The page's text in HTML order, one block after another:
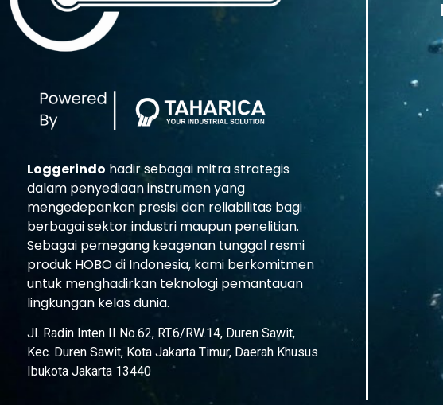
Loggerindo hadir sebagai mitra strategis
dalam penyediaan instrumen yang
mengedepankan presisi dan reliabilitas bagi
berbagai sektor industri maupun penelitian.
Sebagai pemegang keagenan tunggal resmi
produk HOBO di Indonesia, kami berkomitmen
untuk menghadirkan teknologi pemantauan
lingkungan kelas dunia.
Jl. Radin Inten II No.62, RT.6/RW.14, Duren Sawit,
Kec. Duren Sawit, Kota Jakarta Timur, Daerah Khusus
Ibukota Jakarta 13440